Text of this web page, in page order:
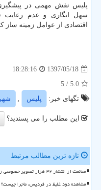
پلیس نقش مهمی در
سهل انگاری و عدم رعایت
اقتصادی از عوامل زمینه ساز
1397/05/18
18:28:16
5.0
/ 5
تگهای خبر:
پلیس ,
این مطلب را می پسندید؟
تازه ترین مطالب مرتبط
ممانعت از انتشار ۴۲ هزار تصویر خصوصی زنان
مشاهده دود غلیظ در فردیس، ماجرا چیست؟